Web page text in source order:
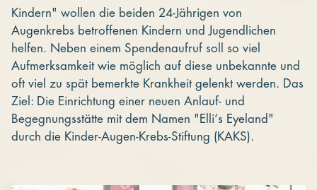
Kindern" wollen die beiden 24-Jährigen von
Augenkrebs betroffenen Kindern und Jugendlichen
helfen. Neben einem Spendenaufruf soll so viel
Aufmerksamkeit wie möglich auf diese unbekannte und
oft viel zu spät bemerkte Krankheit gelenkt werden. Das
Ziel: Die Einrichtung einer neuen Anlauf- und
Begegnungsstätte mit dem Namen "Elli‘s Eyeland"
durch die Kinder-Augen-Krebs-Stiftung (KAKS).